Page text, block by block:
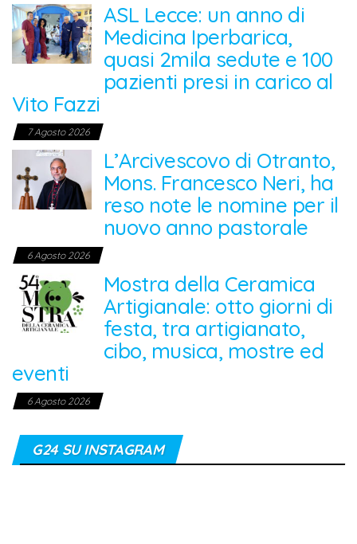
ASL Lecce: un anno di
Medicina Iperbarica,
quasi 2mila sedute e 100
pazienti presi in carico al
Vito Fazzi
7 Agosto 2026
L’Arcivescovo di Otranto,
Mons. Francesco Neri, ha
reso note le nomine per il
nuovo anno pastorale
6 Agosto 2026
Mostra della Ceramica
Artigianale: otto giorni di
festa, tra artigianato,
cibo, musica, mostre ed
eventi
6 Agosto 2026
G24 SU INSTAGRAM